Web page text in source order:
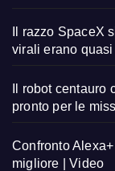
Il razzo SpaceX
virali erano
Il robot
pronto per le
Confronto
migliore | Video